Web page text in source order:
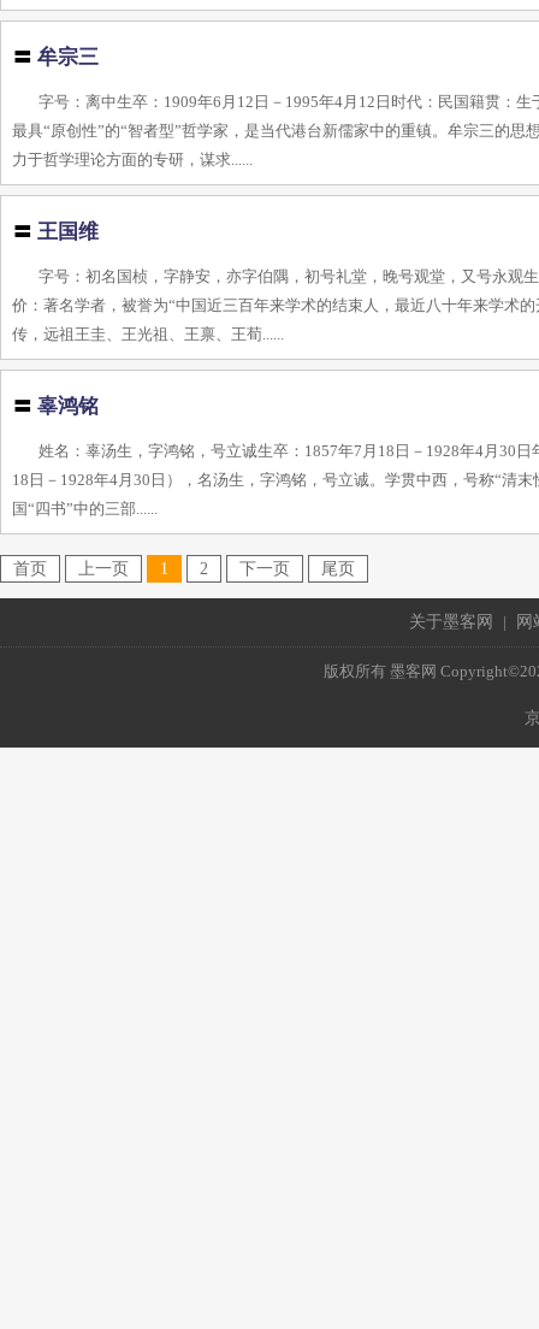
〓牟宗三
字号：离中生卒：1909年6月12日－1995年4月12日时代：民国籍贯：
最具“原创性”的“智者型”哲学家，是当代港台新儒家中的重镇。牟宗三的
力于哲学理论方面的专研，谋求......
〓王国维
字号：初名国桢，字静安，亦字伯隅，初号礼堂，晚号观堂，又号永观
价：著名学者，被誉为“中国近三百年来学术的结束人，最近八十年来学术
传，远祖王圭、王光祖、王禀、王荀......
〓辜鸿铭
姓名：辜汤生，字鸿铭，号立诚生卒：1857年7月18日－1928年4月30
18日－1928年4月30日），名汤生，字鸿铭，号立诚。学贯中西，号称“清
国“四书”中的三部......
首页 上一页 1 2 下一页 尾页
关于墨客网 | 网
版权所有 墨客网